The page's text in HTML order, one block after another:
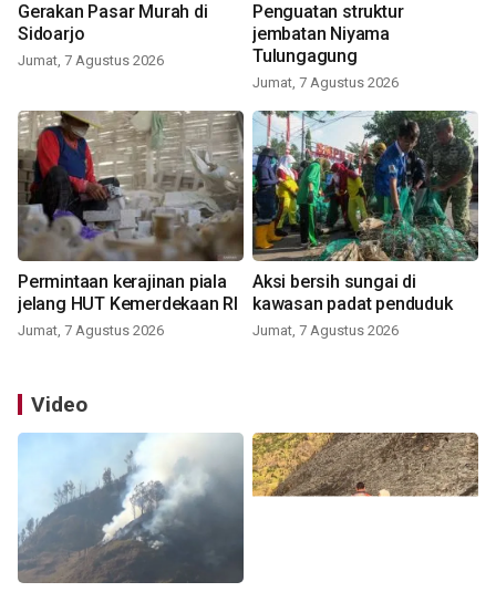
Gerakan Pasar Murah di
Sidoarjo
Jumat, 7 Agustus 2026
Penguatan struktur
jembatan Niyama
Tulungagung
Jumat, 7 Agustus 2026
Permintaan kerajinan piala
jelang HUT Kemerdekaan RI
Jumat, 7 Agustus 2026
Aksi bersih sungai di
kawasan padat penduduk
Jumat, 7 Agustus 2026
Video